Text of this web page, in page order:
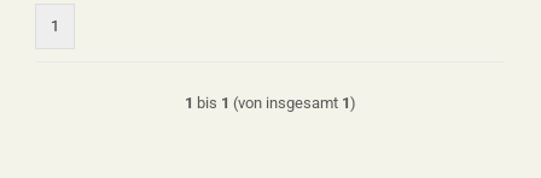
1
1 bis 1 (von insgesamt 1)